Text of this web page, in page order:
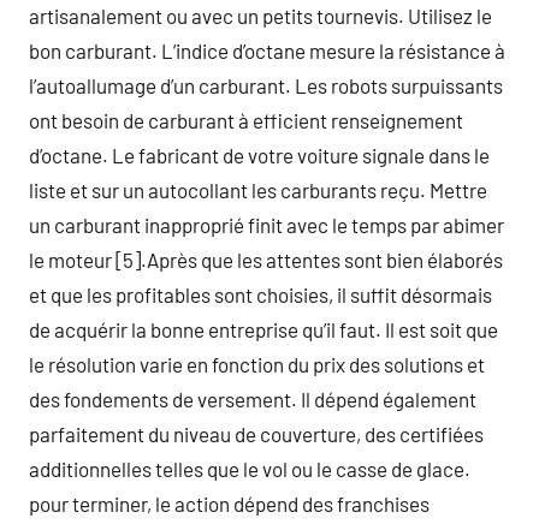
artisanalement ou avec un petits tournevis. Utilisez le
bon carburant. L’indice d’octane mesure la résistance à
l’autoallumage d’un carburant. Les robots surpuissants
ont besoin de carburant à efficient renseignement
d’octane. Le fabricant de votre voiture signale dans le
liste et sur un autocollant les carburants reçu. Mettre
un carburant inapproprié finit avec le temps par abimer
le moteur [5].Après que les attentes sont bien élaborés
et que les profitables sont choisies, il suffit désormais
de acquérir la bonne entreprise qu’il faut. Il est soit que
le résolution varie en fonction du prix des solutions et
des fondements de versement. Il dépend également
parfaitement du niveau de couverture, des certifiées
additionnelles telles que le vol ou le casse de glace.
pour terminer, le action dépend des franchises